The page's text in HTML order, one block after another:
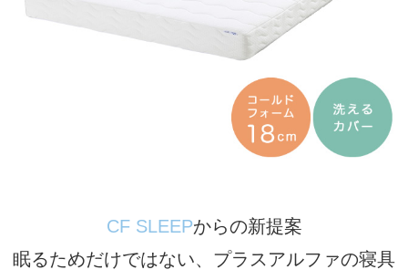
CF SLEEPからの新提案
眠るためだけではない、プラスアルファの寝具